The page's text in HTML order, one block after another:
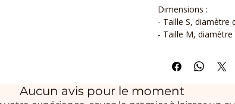
Dimensions :
- Taille S, diamètre
- Taille M,
Aucun avis pour le moment